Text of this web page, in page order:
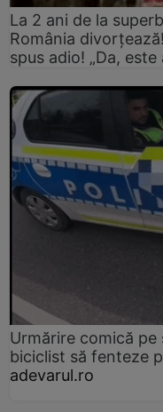
La 2 ani de la
România
spus adio! „Da, este
Urmărire comică pe
biciclist să fenteze
adevarul.ro